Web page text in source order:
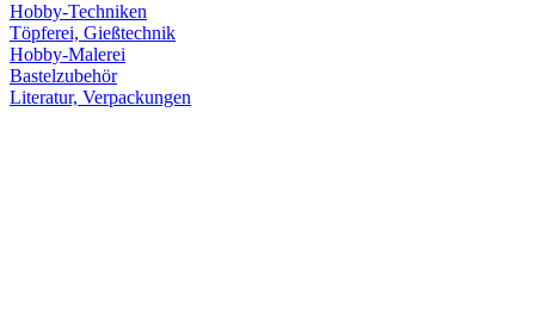
Hobby-Techniken
Töpferei, Gießtechnik
Hobby-Malerei
Bastelzubehör
Literatur, Verpackungen